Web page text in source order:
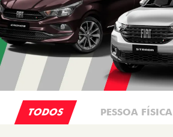
TODOS PESSOA FÍSICA